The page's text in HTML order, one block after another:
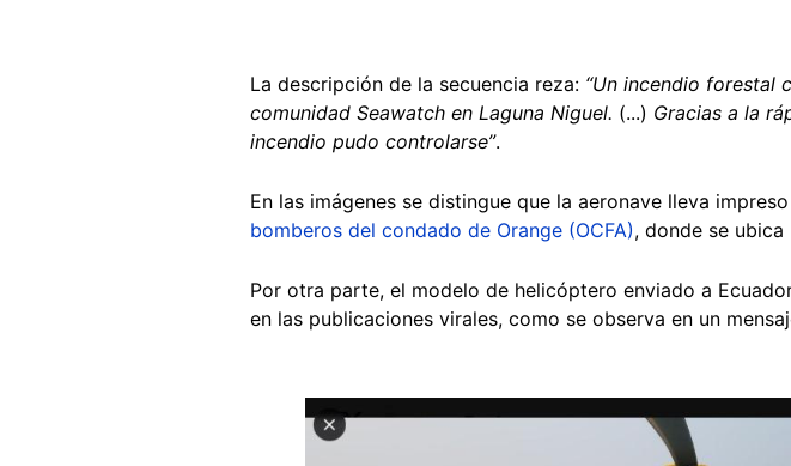
La descripción de la secuencia reza: “Un incendio forestal
comunidad Seawatch en Laguna Niguel. (...) Gracias a la
incendio pudo controlarse”.
En las imágenes se distingue que la aeronave lleva
bomberos del condado de Orange (OCFA), donde se
Por otra parte, el modelo de helicóptero enviado a
en las publicaciones virales, como se observa en un